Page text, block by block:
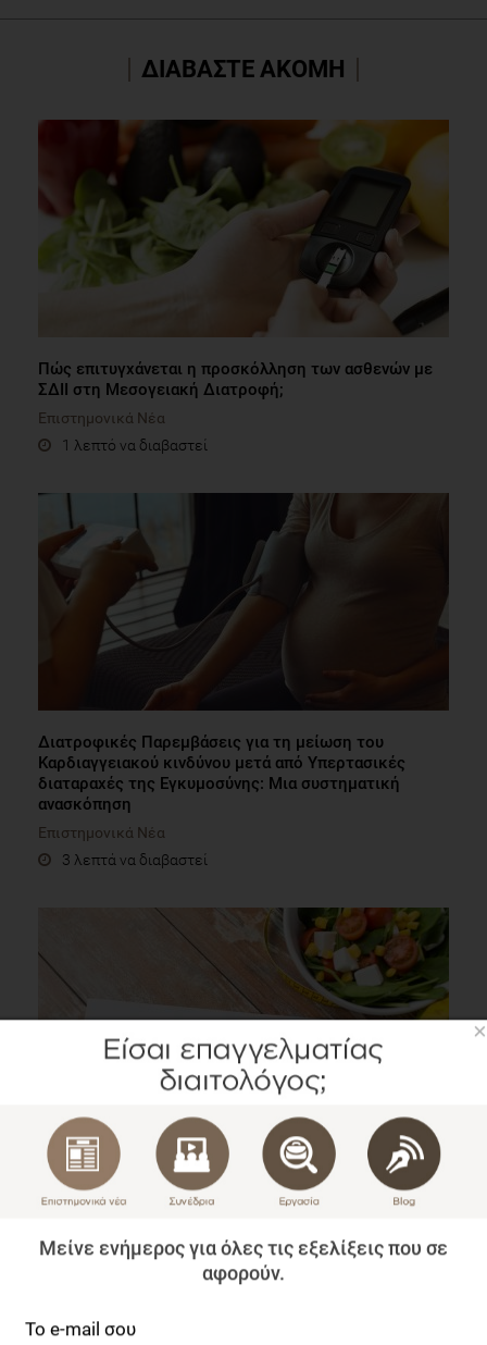
ΔΙΑΒΑΣΤΕ ΑΚΟΜΗ
Πώς επιτυγχάνεται η προσκόλληση των ασθενών με
ΣΔΙΙ στη Μεσογειακή Διατροφή;
Επιστημονικά Νέα
1 λεπτό να διαβαστεί
Διατροφικές Παρεμβάσεις για τη μείωση του
Καρδιαγγειακού κινδύνου μετά από Υπερτασικές
διαταραχές της Εγκυμοσύνης: Μια συστηματική
ανασκόπηση
Επιστημονικά Νέα
3 λεπτά να διαβαστεί
Εμπορικές «δίαιτες»: Ποια είναι η
αποτελεσματικότητά τους;
Επιστημονικά Νέα
×
Μείνε ενήμερος για όλες τις εξελίξεις που σε
αφορούν.